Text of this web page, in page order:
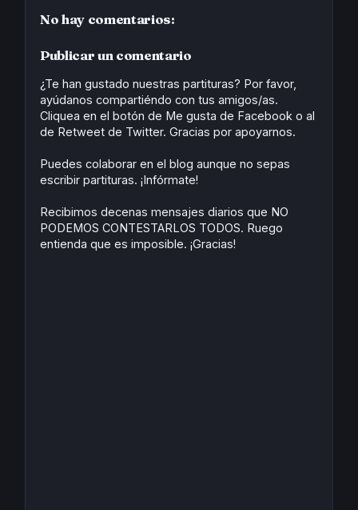
b
k
o
n
e
s
s
p
No hay comentarios:
Publicar un comentario
¿Te han gustado nuestras partituras? Por favor,
ayúdanos compartiéndo con tus amigos/as.
Cliquea en el botón de Me gusta de Facebook o al
de Retweet de Twitter. Gracias por apoyarnos.
Puedes colaborar en el blog aunque no sepas
escribir partituras. ¡Infórmate!
Recibimos decenas mensajes diarios que NO
PODEMOS CONTESTARLOS TODOS. Ruego
entienda que es imposible. ¡Gracias!